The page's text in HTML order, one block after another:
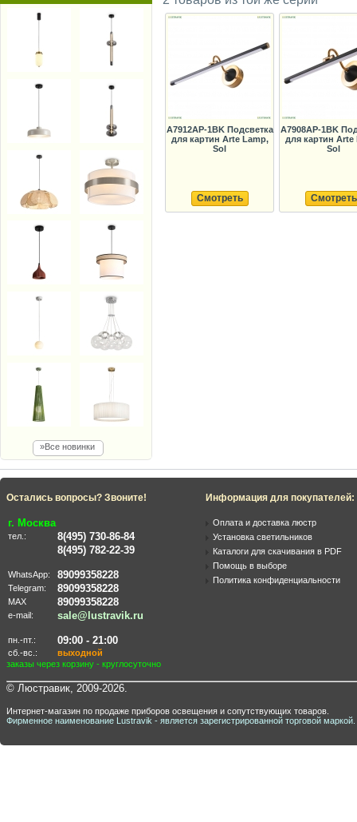
»Все новинки
A7912AP-1BK Подсветка
для картин Arte Lamp,
Sol
Смотреть
A7908AP-1BK
для картин Arte
Sol
Смотреть
Остались вопросы? Звоните!
г. Москва
тел.:
8(495) 730-86-84
8(495) 782-22-39
WhatsApp: 89099358228
Telegram: 89099358228
MAX 89099358228
e-mail: sale@lustravik.ru
пн.-пт.: 09:00 - 21:00
сб.-вс.:
выходной
заказы через корзину - круглосуточно
Информация для покупателей:
Оплата и доставка люстр
Установка светильников
Каталоги для скачивания в PDF
Помощь в выборе
Политика конфиденциальности
© Люстравик, 2009-2026.
Интернет-магазин по продаже приборов освещения и сопутствующих товаров.
Фирменное наименование Lustravik - является зарегистрированной торговой